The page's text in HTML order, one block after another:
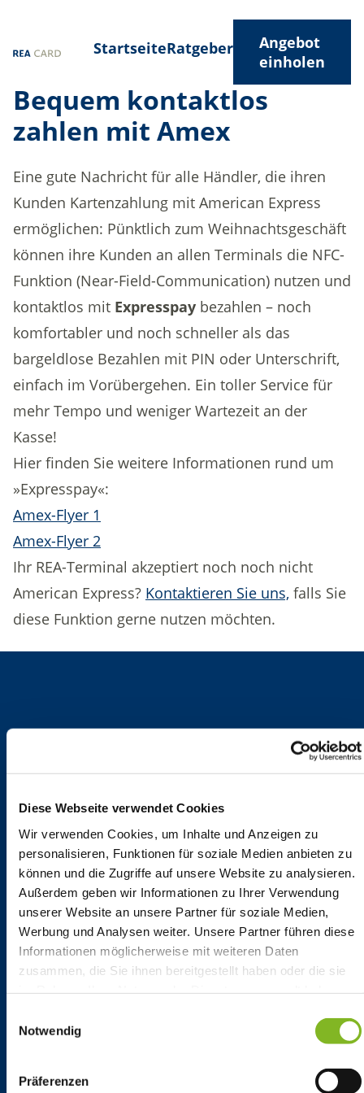
Diese Webseite verwendet Cookies
Wir verwenden Cookies, um Inhalte und Anzeigen zu
personalisieren, Funktionen für soziale Medien anbieten zu
können und die Zugriffe auf unsere Website zu analysieren.
Außerdem geben wir Informationen zu Ihrer Verwendung
unserer Website an unsere Partner für soziale Medien,
Werbung und Analysen weiter. Unsere Partner führen diese
Informationen möglicherweise mit weiteren Daten
zusammen, die Sie ihnen bereitgestellt haben oder die sie
Notwendig
Präferenzen
StartseiteRatgeber
Angebot
einholen
Bequem kontaktlos
zahlen mit Amex
Eine gute Nachricht für alle Händler, die ihren
Kunden Kartenzahlung mit American Express
ermöglichen: Pünktlich zum Weihnachtsgeschäft
können ihre Kunden an allen Terminals die NFC-
Funktion (Near-Field-Communication) nutzen und
kontaktlos mit Expresspay bezahlen – noch
komfortabler und noch schneller als das
bargeldlose Bezahlen mit PIN oder Unterschrift,
einfach im Vorübergehen. Ein toller Service für
mehr Tempo und weniger Wartezeit an der
Kasse!
Hier finden Sie weitere Informationen rund um
»Expresspay«:
Amex-Flyer 1
Amex-Flyer 2
Ihr REA-Terminal akzeptiert noch noch nicht
American Express? Kontaktieren Sie uns, falls Sie
diese Funktion gerne nutzen möchten.
Ihr Kontakt
Ob Branchenberatung oder
konkrete Frage: Kontaktieren Sie
uns, wir unterstützen Sie gern!
Angebot einholen
Service-Nummer